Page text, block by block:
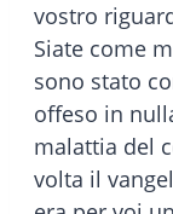
vostro
Siate come
sono stato
offeso in
malattia del
volta il